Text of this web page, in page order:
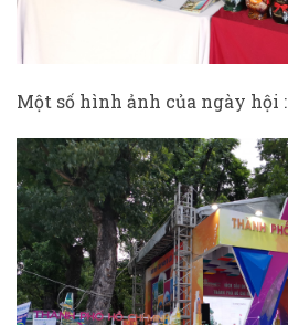
Một số hình ảnh của ngày hội :